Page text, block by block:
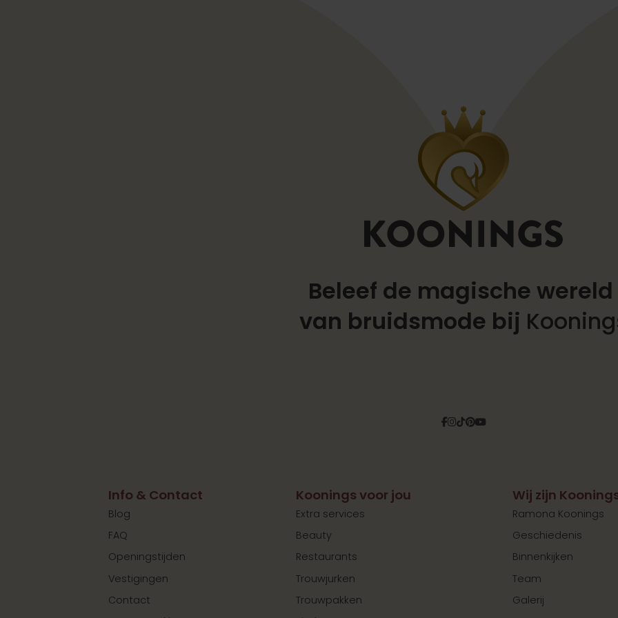
Beleef de magische wereld
van bruidsmode bij
Facebook
Instagram
Tiktok
Pinterest
YouTube
Info & Contact
Blog
FAQ
Openingstijden
Vestigingen
Contact
Koonings voor jou
Extra services
Beauty
Restaurants
Trouwjurken
Trouwpakken
Wij zijn
Ramona Koonings
Geschiedenis
Binnenkijken
Team
Galerij